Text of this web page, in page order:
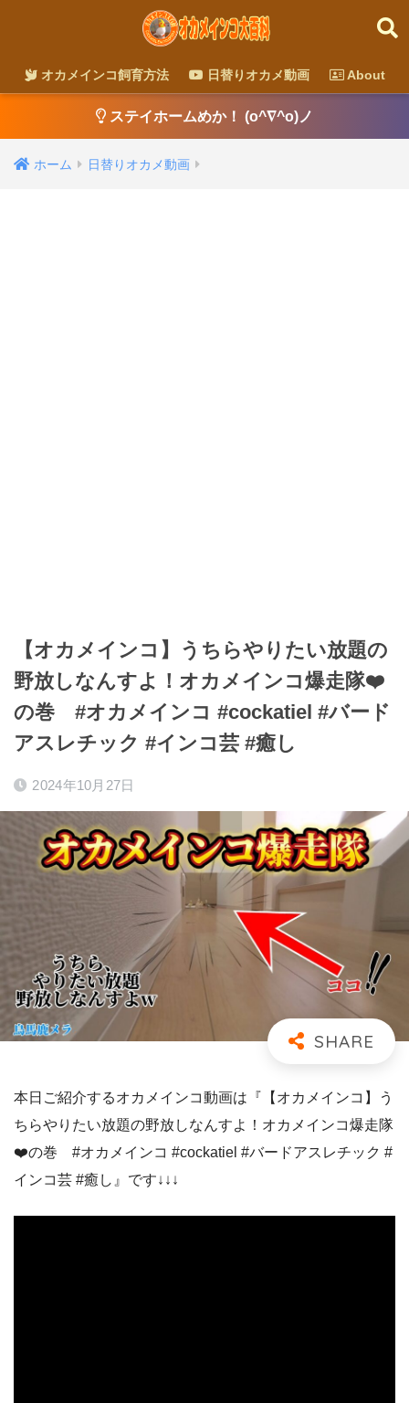
オカメインコ飼育方法 日替りオカメ動画 About
ステイホームめか！ (o^∇^o)ノ
ホーム 日替りオカメ動画
【オカメインコ】うちらやりたい放題の
野放しなんすよ！オカメインコ爆走隊❤️
の巻 #オカメインコ #cockatiel #バード
アスレチック #インコ芸 #癒し
2024年10月27日
本日ご紹介するオカメインコ動画は『【オカメインコ】う
ちらやりたい放題の野放しなんすよ！オカメインコ爆走隊
❤️の巻 #オカメインコ #cockatiel #バードアスレチック #
インコ芸 #癒し』です↓↓↓